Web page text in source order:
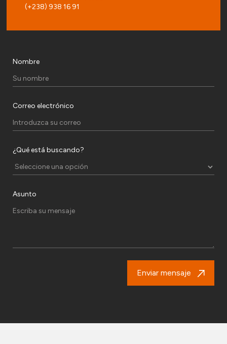
(+238) 938 16 91
Nombre
Correo electrónico
¿Qué está buscando?
Asunto
Enviar mensaje